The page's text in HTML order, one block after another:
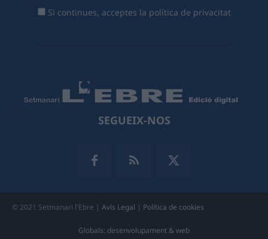
Si continues, acceptes la política de privacitat
SEGUEIX-NOS
© 2021 Setmanari l'Ebre | Avís Legal | Política de cookies
Globals: desenvolupament & web